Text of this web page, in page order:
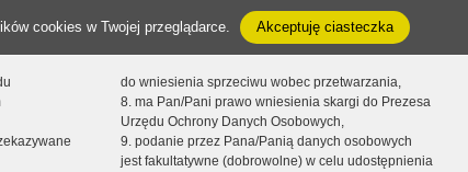
cookies w Twojej przeglądarce. Akceptuję ciasteczka
do wniesienia sprzeciwu wobec przetwarzania,
8. ma Pan/Pani prawo wniesienia skargi do Prezesa
Urzędu Ochrony Danych Osobowych,
9. podanie przez Pana/Panią danych osobowych
jest fakultatywne (dobrowolne) w celu udostępnienia